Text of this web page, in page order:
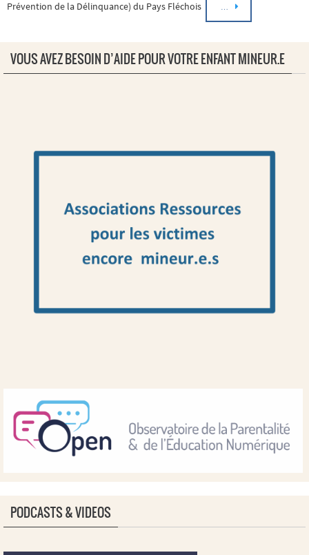
Prévention de la Délinquance) du Pays Fléchois …
VOUS AVEZ BESOIN D’AIDE POUR VOTRE ENFANT MINEUR.E
PODCASTS & VIDEOS